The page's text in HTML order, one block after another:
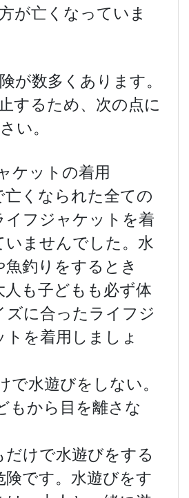
が亡くなっていま
が数多くあります。
するため、次の点に
い。
ケットの着用
亡くなられた全ての
イフジャケットを着
いませんでした。水
魚釣りをするとき
人も子どもも必ず体
ズに合ったライフジ
トを着用しましょ
で水遊びをしない。
もから目を離さな
だけで水遊びをする
険です。水遊びをす